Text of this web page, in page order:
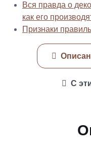
Вся правда о
как его
Признаки
С